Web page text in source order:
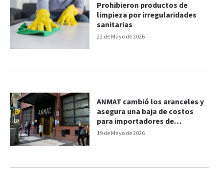
22 de Mayo de 2026
Prohibieron productos de
limpieza por irregularidades
sanitarias
19 de Mayo de 2026
ANMAT cambió los aranceles y
asegura una baja de costos
para importadores de
medicamentos